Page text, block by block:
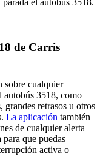
de Carris
sobre cualquier
autobús 3518, como
grandes retrasos u otros
La aplicación también
de cualquier alerta
que puedas
activa o